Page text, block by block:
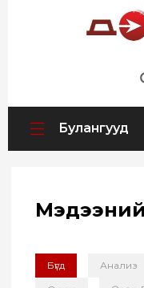
Булангууд
Бүгд Анализ